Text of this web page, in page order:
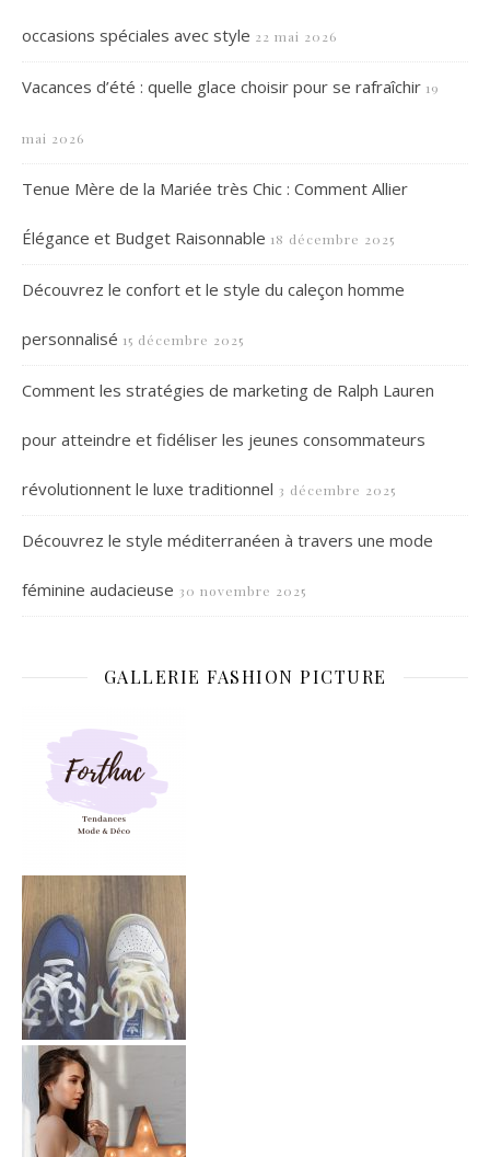
occasions spéciales avec style 22 mai 2026
Vacances d’été : quelle glace choisir pour se rafraîchir 19
mai 2026
Tenue Mère de la Mariée très Chic : Comment Allier
Élégance et Budget Raisonnable 18 décembre 2025
Découvrez le confort et le style du caleçon homme
personnalisé 15 décembre 2025
Comment les stratégies de marketing de Ralph Lauren
pour atteindre et fidéliser les jeunes consommateurs
révolutionnent le luxe traditionnel 3 décembre 2025
Découvrez le style méditerranéen à travers une mode
féminine audacieuse 30 novembre 2025
GALLERIE FASHION PICTURE